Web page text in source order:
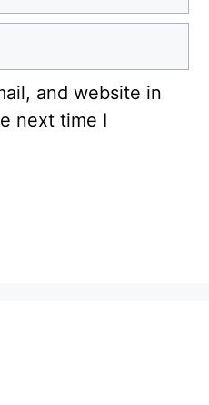
and website in
next time I